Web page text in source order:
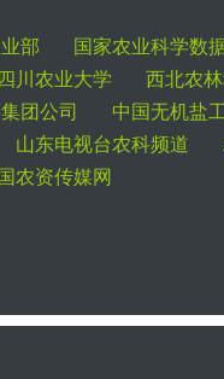
部 国家农业科学数
四川农业大学 西北农
团公司
中国无机盐
山东电视台农科频道
农资传媒网